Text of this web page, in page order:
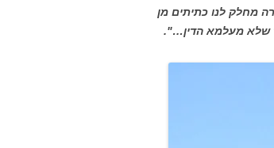
מחלק לנו כתיתים מן
שלא מעלמא הדין…".